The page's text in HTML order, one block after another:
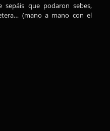
que podaron sebes,
(mano a mano con el